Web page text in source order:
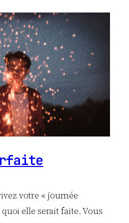
votre « journée
elle serait faite. Vous